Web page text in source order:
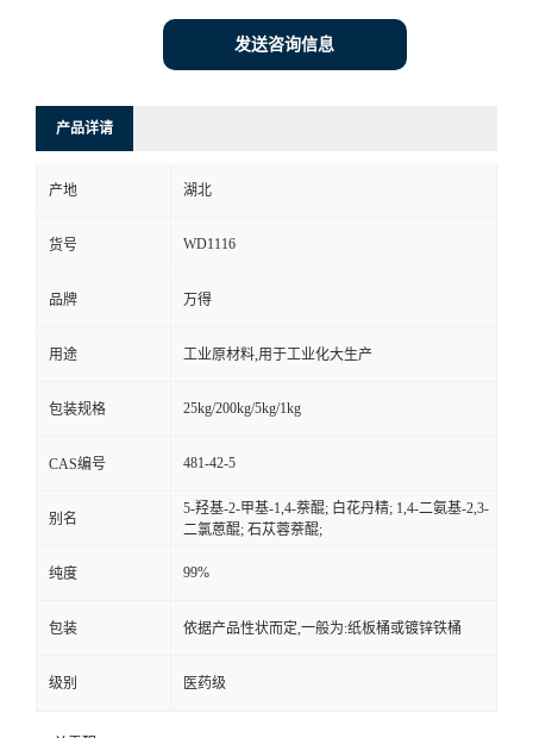
发送咨询信息
产品详请
产地 湖北
货号 WD1116
品牌 万得
用途 工业原材料,用于工业化大生产
包装规格 25kg/200kg/5kg/1kg
CAS编号 481-42-5
别名
5-羟基-2-甲基-1,4-萘醌; 白花丹精; 1,4-二氨基-2,3-
二氯蒽醌; 石苁蓉萘醌;
纯度 99%
包装 依据产品性状而定,一般为:纸板桶或镀锌铁桶
级别 医药级